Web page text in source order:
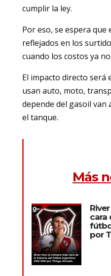
cumplir la ley.
Por eso, se espera que
reflejados en los
cuando los costos ya
El impacto directo será
usan auto, moto,
depende del gasoil van
el tanque.
Más
cara
por